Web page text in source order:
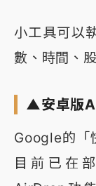
小工具可以
數、時間、
▲安卓版
Google的「
目前已在